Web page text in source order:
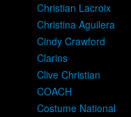
Christian Lacroix
Christina Aguilera
Cindy Crawford
Clarins
Clive Christian
COACH
Costume National